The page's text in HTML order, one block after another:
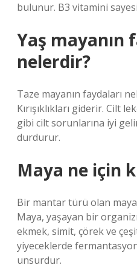
bulunur. B3 vitamini
Yaş mayanın
nelerdir?
Taze mayanın faydaları
Kırışıklıkları giderir. Cilt
gibi cilt sorunlarına iyi
durdurur.
Maya ne için
Bir mantar türü olan
Maya, yaşayan bir
ekmek, simit, çörek ve
yiyeceklerde
unsurdur.